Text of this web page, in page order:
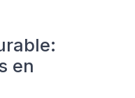
en